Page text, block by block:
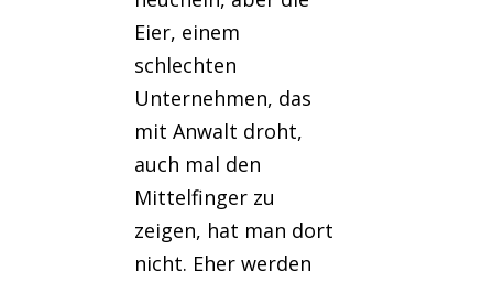
Eier, einem
schlechten
Unternehmen, das
mit Anwalt droht,
auch mal den
Mittelfinger zu
zeigen, hat man dort
nicht. Eher werden